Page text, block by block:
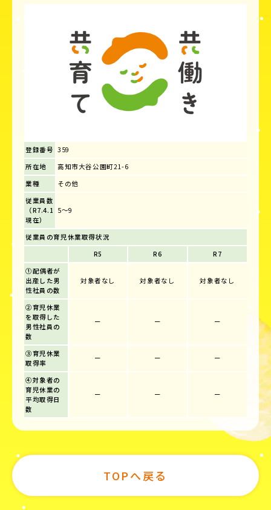
登録番号 359
所在地
高知市大谷公園町21-6
業種
その他
従業員数
（R7.4.1
現在）
5～9
従業員の育児休業取得状況
R5
R6
R7
①配偶者が
出産した男
性社員の数
対象者なし 対象者なし 対象者なし
②育児休業
を取得した
男性社員の
数
ー ー ー
③育児休業
取得率
ー ー ー
④対象者の
育児休業の
平均取得日
数
ー ー ー
TOPへ戻る